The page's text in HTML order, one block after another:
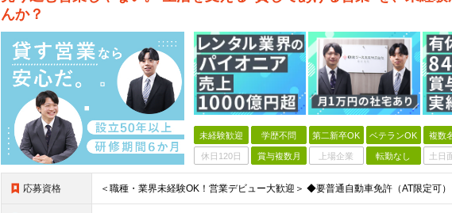
んか？
未経験歓迎 学歴不問 第二新卒OK ベテランOK 複数
休日120日 賞与複数月 上場企業 転勤なし 土日
応募資格